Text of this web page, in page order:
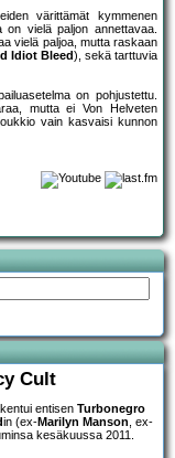
värittämät kymmenen
on vielä paljon annettavaa.
vielä paljoa, mutta raskaan
Idiot Bleed), sekä tarttuvia
on pohjustettu.
mutta ei Von Helveten
vain kasvaisi kunnon
Cult
entisen Turbonegro
in (ex-Marilyn Manson , ex-
kesäkuussa 2011.